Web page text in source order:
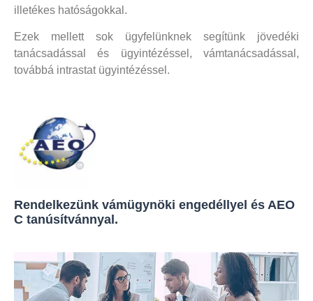
illetékes hatóságokkal.
Ezek mellett sok ügyfelünknek segítünk jövedéki
tanácsadással és ügyintézéssel, vámtanácsadással,
továbbá intrastat ügyintézéssel.
Rendelkezünk vámügynöki engedéllyel és AEO
C tanúsítvánnyal.